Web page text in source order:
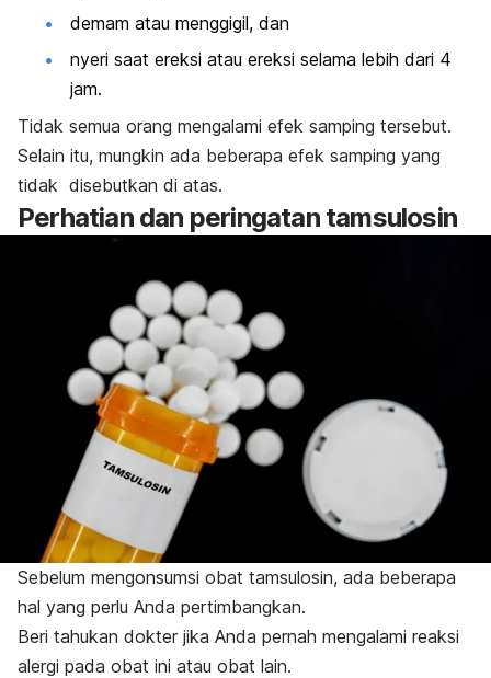
demam atau menggigil, dan
nyeri saat ereksi atau ereksi selama lebih dari 4
jam.
Tidak semua orang mengalami efek samping tersebut.
Selain itu, mungkin ada beberapa efek samping yang
tidak disebutkan di atas.
Perhatian dan peringatan tamsulosin
Sebelum mengonsumsi obat tamsulosin, ada beberapa
hal yang perlu Anda pertimbangkan.
Beri tahukan dokter jika Anda pernah mengalami reaksi
alergi pada obat ini atau obat lain.